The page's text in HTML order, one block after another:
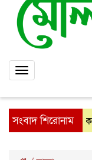
Toggle
সংবাদ শিরোনাম